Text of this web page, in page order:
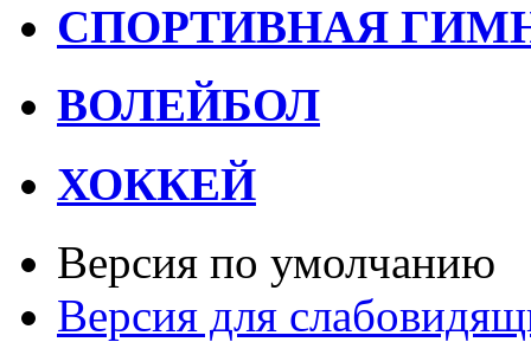
СПОРТИВНАЯ
ВОЛЕЙБОЛ
ХОККЕЙ
Версия по умолчанию
Версия для